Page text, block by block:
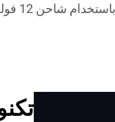
شاحن 12 فولت